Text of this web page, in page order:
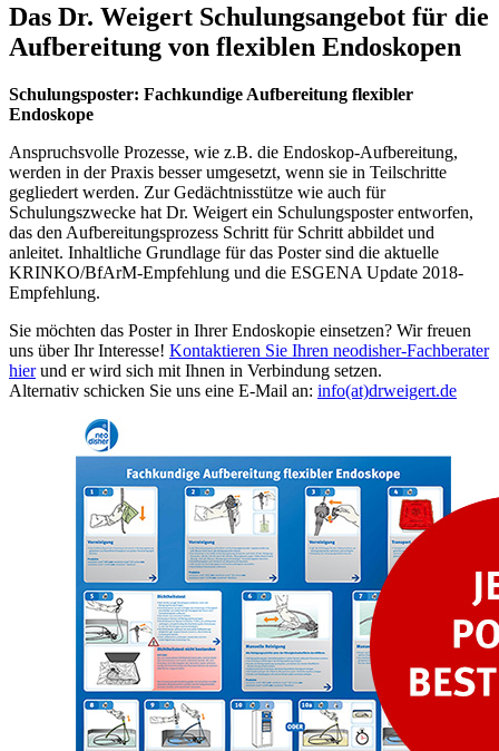
Das Dr. Weigert Schulungsangebot für die
Aufbereitung von flexiblen Endoskopen
Schulungsposter: Fachkundige Aufbereitung flexibler
Endoskope
Anspruchsvolle Prozesse, wie z.B. die Endoskop-Aufbereitung,
werden in der Praxis besser umgesetzt, wenn sie in Teilschritte
gegliedert werden. Zur Gedächtnisstütze wie auch für
Schulungszwecke hat Dr. Weigert ein Schulungsposter entworfen,
das den Aufbereitungsprozess Schritt für Schritt abbildet und
anleitet. Inhaltliche Grundlage für das Poster sind die aktuelle
KRINKO/BfArM-Empfehlung und die ESGENA Update 2018-
Empfehlung.
Sie möchten das Poster in Ihrer Endoskopie einsetzen? Wir freuen
uns über Ihr Interesse! Kontaktieren Sie Ihren neodisher-Fachberater
hierund er wird sich mit Ihnen in Verbindung setzen.
Alternativ schicken Sie uns eine E-Mail an: info(at)drweigert.de